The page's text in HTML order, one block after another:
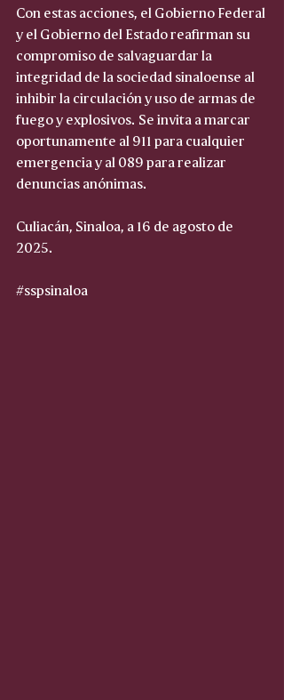
Con estas acciones, el Gobierno Federal
y el Gobierno del Estado reafirman su
compromiso de salvaguardar la
integridad de la sociedad sinaloense al
inhibir la circulación y uso de armas de
fuego y explosivos. Se invita a marcar
oportunamente al 911 para cualquier
emergencia y al 089 para realizar
denuncias anónimas.
Culiacán, Sinaloa, a 16 de agosto de
2025.
#sspsinaloa